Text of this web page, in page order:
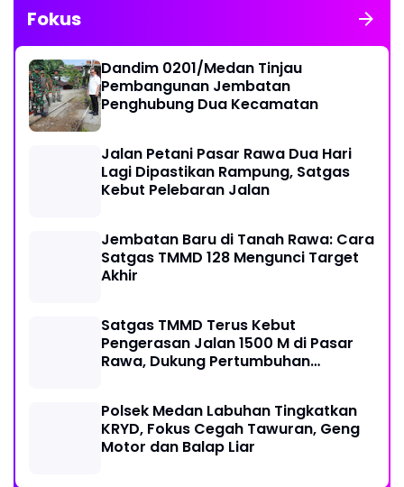
Fokus
Dandim 0201/Medan Tinjau
Pembangunan Jembatan
Penghubung Dua Kecamatan
Jalan Petani Pasar Rawa Dua Hari
Lagi Dipastikan Rampung, Satgas
Kebut Pelebaran Jalan
Jembatan Baru di Tanah Rawa: Cara
Satgas TMMD 128 Mengunci Target
Akhir
Satgas TMMD Terus Kebut
Pengerasan Jalan 1500 M di Pasar
Rawa, Dukung Pertumbuhan
Polsek Medan Labuhan Tingkatkan
KRYD, Fokus Cegah Tawuran, Geng
Motor dan Balap Liar